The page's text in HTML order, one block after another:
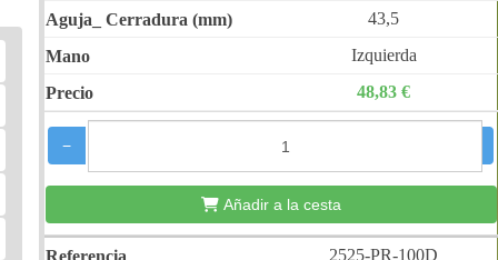
43,5
Izquierda
48,83 €
−
Añadir a la cesta
2525-PR-100D